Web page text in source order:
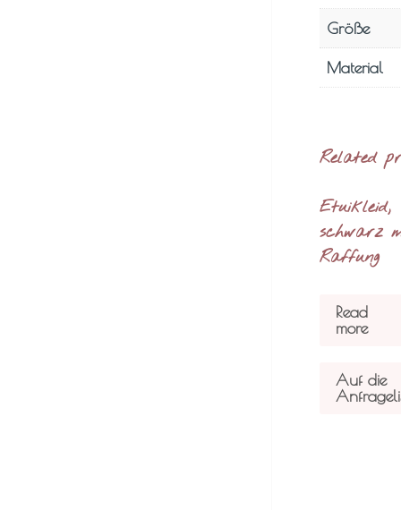
Größe
Material
Related
Etuikleid,
schwarz
Raffung
Read
more
Auf die